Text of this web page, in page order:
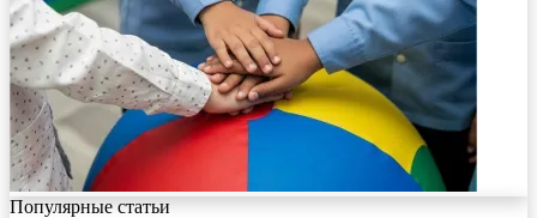
Популярные статьи